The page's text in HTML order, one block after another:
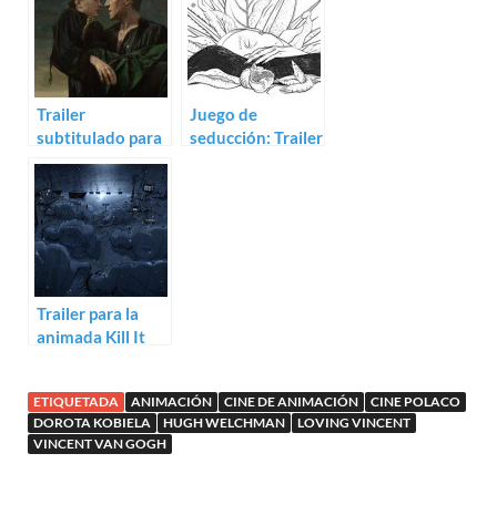
Trailer
subtitulado para
The Peasants de
Dorota Kobiela y
Hugh Welchman
Juego de
seducción: Trailer
Trailer para la
animada Kill It
ETIQUETADA ANIMACIÓN CINE DE ANIMACIÓN
CINE POLACO
DOROTA KOBIELA
HUGH WELCHMAN
LOVING VINCENT
VINCENT VAN GOGH